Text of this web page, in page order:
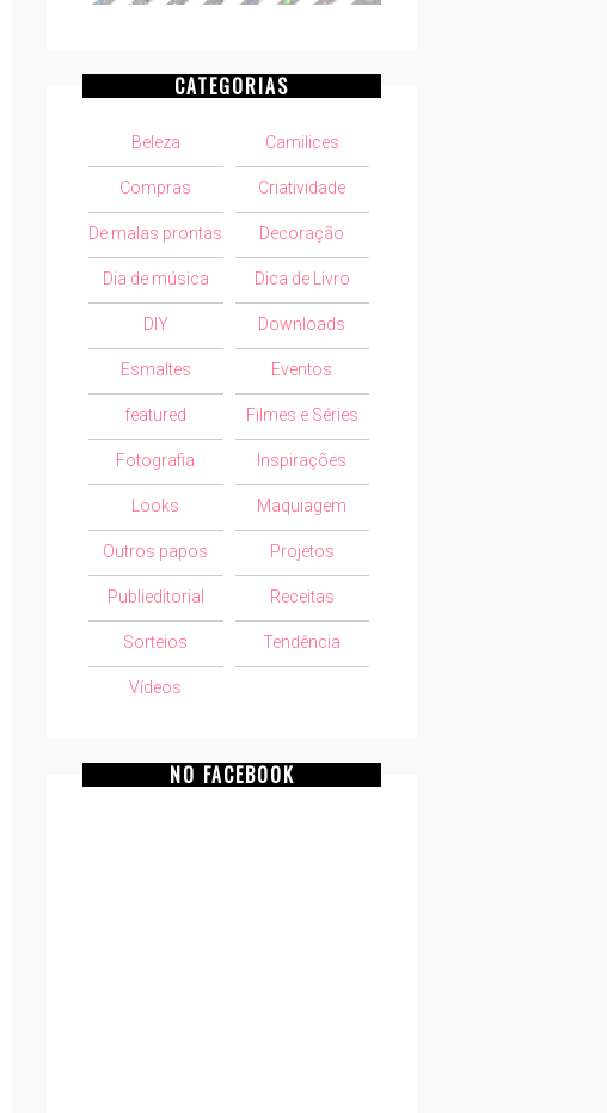
CATEGORIAS
Beleza Camilices
Compras Criatividade
De malas prontas Decoração
Dia de música Dica de Livro
DIY Downloads
Esmaltes Eventos
featured Filmes e Séries
Fotografia Inspirações
Looks Maquiagem
Outros papos Projetos
Publieditorial Receitas
Sorteios Tendência
Vídeos
NO FACEBOOK